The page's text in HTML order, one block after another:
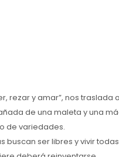
rezar y amar”, nos traslada
de una maleta y una
de variedades.
buscan ser libres y vivir